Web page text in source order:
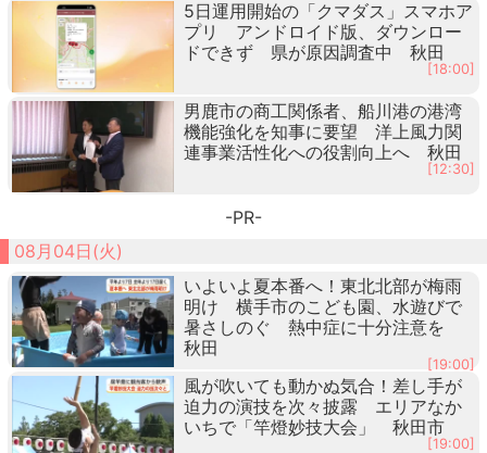
5日運用開始の「クマダス」スマホア
プリ アンドロイド版、ダウンロー
ドできず 県が原因調査中 秋田
[18:00]
男鹿市の商工関係者、船川港の港湾
機能強化を知事に要望 洋上風力関
連事業活性化への役割向上へ 秋田
[12:30]
-PR-
08月04日(火)
いよいよ夏本番へ！東北北部が梅雨
明け 横手市のこども園、水遊びで
暑さしのぐ 熱中症に十分注意を
秋田
[19:00]
風が吹いても動かぬ気合！差し手が
迫力の演技を次々披露 エリアなか
いちで「竿燈妙技大会」 秋田市
[19:00]